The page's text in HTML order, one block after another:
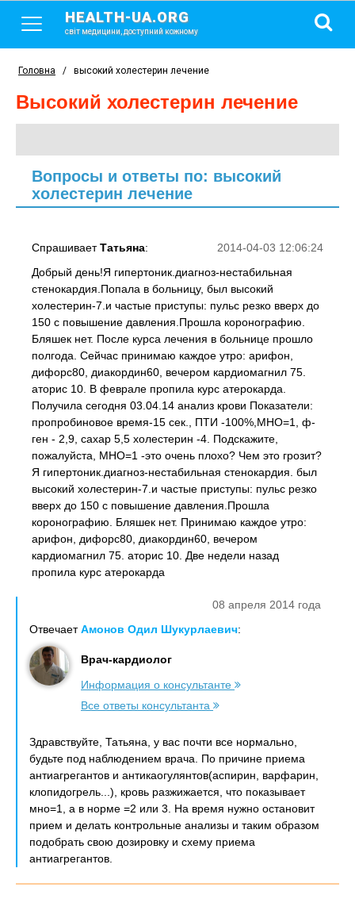
HEALTH-UA.ORG
світ медицини, доступний кожному
Головна / высокий холестерин лечение
высокий холестерин лечение
Вопросы и ответы по: высокий
холестерин лечение
2014-04-03 12:06:24
СпрашиваетТатьяна:
Добрый день!Я гипертоник.диагноз-нестабильная
стенокардия.Попала в больницу, был высокий
холестерин-7.и частые приступы: пульс резко вверх до
150 с повышение давления.Прошла коронографию.
Бляшек нет. После курса лечения в больнице прошло
полгода. Сейчас принимаю каждое утро: арифон,
дифорс80, диакордин60, вечером кардиомагнил 75.
аторис 10. В феврале пропила курс атерокарда.
Получила сегодня 03.04.14 анализ крови Показатели:
пропробиновое время-15 сек., ПТИ -100%,МНО=1, ф-
ген - 2,9, сахар 5,5 холестерин -4. Подскажите,
пожалуйста, МНО=1 -это очень плохо? Чем это грозит?
Я гипертоник.диагноз-нестабильная стенокардия. был
высокий холестерин-7.и частые приступы: пульс резко
вверх до 150 с повышение давления.Прошла
коронографию. Бляшек нет. Принимаю каждое утро:
арифон, дифорс80, диакордин60, вечером
кардиомагнил 75. аторис 10. Две недели назад
пропила курс атерокарда
08 апреля 2014 года
ОтвечаетАмонов Одил Шукурлаевич:
Врач-кардиолог
Информация о консультанте
Все ответы консультанта
Здравствуйте, Татьяна, у вас почти все нормально,
будьте под наблюдением врача. По причине приема
антиагрегантов и антикаогулянтов(аспирин, варфарин,
клопидогрель...), кровь разжижается, что показывает
мно=1, а в норме =2 или 3. На время нужно остановит
прием и делать контрольные анализы и таким образом
подобрать свою дозировку и схему приема
антиагрегантов.